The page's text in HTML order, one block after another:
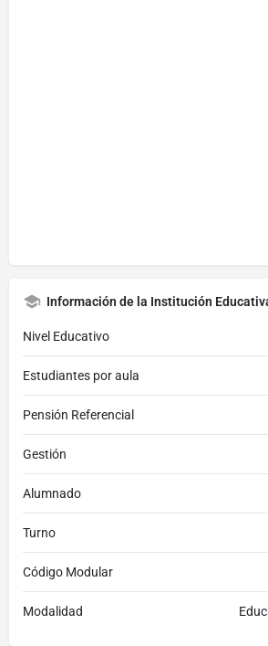
Información de la Institución
Nivel Educativo
Estudiantes por aula
Pensión Referencial
Gestión
Alumnado
Turno
Código Modular
Modalidad